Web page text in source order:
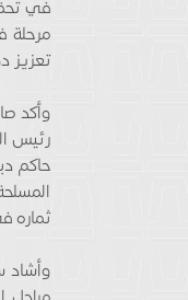
في
مرحلة
تعزيز
وأكد
رئيس
حاكم
ثماره
وأشاد